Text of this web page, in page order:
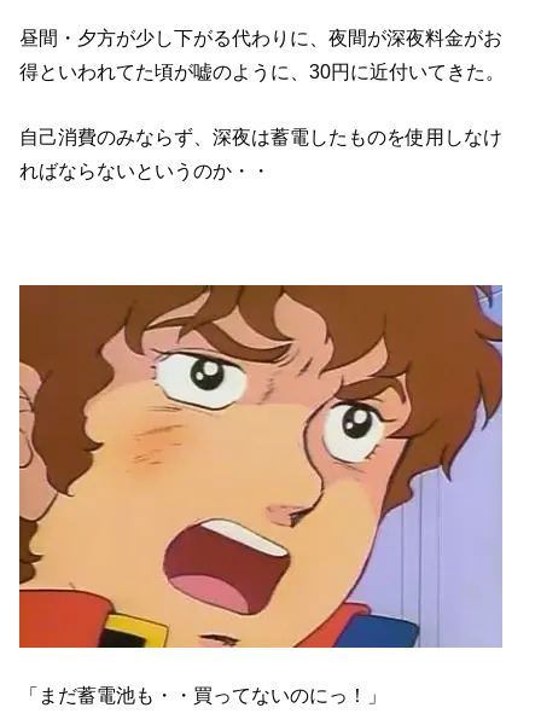
昼間・夕方が少し下がる代わりに、夜間が深夜料金がお
得といわれてた頃が嘘のように、30円に近付いてきた。
自己消費のみならず、深夜は蓄電したものを使用しなけ
ればならないというのか・・
「まだ蓄電池も・・買ってないのにっ！」